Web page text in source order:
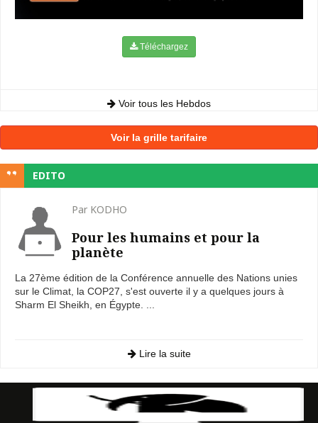
Téléchargez
Voir tous les Hebdos
Voir la grille tarifaire
EDITO
Par KODHO
Pour les humains et pour la
planète
La 27ème édition de la Conférence annuelle des Nations unies
sur le Climat, la COP27, s'est ouverte il y a quelques jours à
Sharm El Sheikh, en Égypte. ...
Lire la suite